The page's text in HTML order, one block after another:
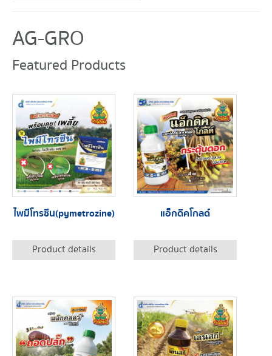
AG-GRO
Featured Products
ไพมีโทรซีน(pymetrozine)
Product details
แอ็กดิคโกลด์
Product details